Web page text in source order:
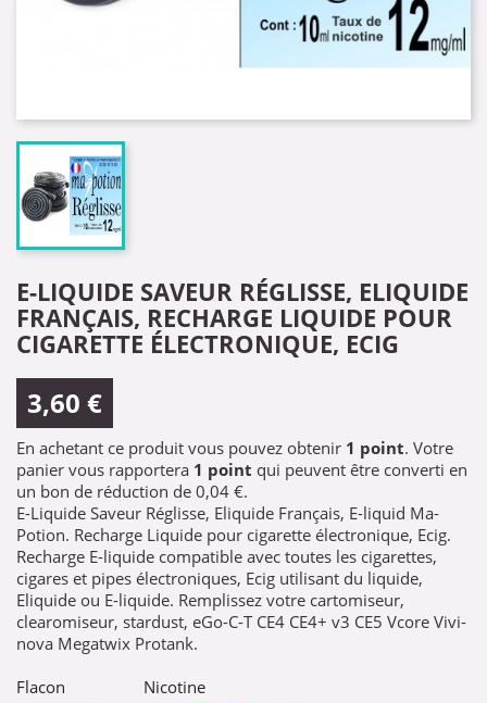
E-LIQUIDE SAVEUR RÉGLISSE, ELIQUIDE
FRANÇAIS, RECHARGE LIQUIDE POUR
CIGARETTE ÉLECTRONIQUE, ECIG
3,60 €
En achetant ce produit vous pouvez obtenir 1 point. Votre
panier vous rapportera 1 point qui peuvent être converti en
un bon de réduction de 0,04 €.
E-Liquide Saveur Réglisse, Eliquide Français, E-liquid Ma-
Potion. Recharge Liquide pour cigarette électronique, Ecig.
Recharge E-liquide compatible avec toutes les cigarettes,
cigares et pipes électroniques, Ecig utilisant du liquide,
Eliquide ou E-liquide. Remplissez votre cartomiseur,
clearomiseur, stardust, eGo-C-T CE4 CE4+ v3 CE5 Vcore Vivi-
nova Megatwix Protank.
Flacon
Nicotine